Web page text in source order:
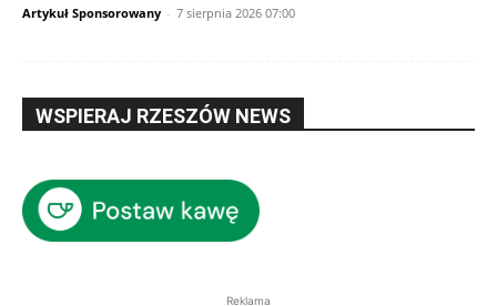
Artykuł Sponsorowany - 7 sierpnia 2026 07:00
WSPIERAJ RZESZÓW NEWS
Reklama